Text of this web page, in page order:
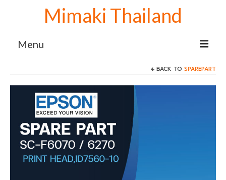
Mimaki Thailand
Menu
เครื่องพิมพ์ Mimaki
Mimaki sublimation
เครื่องพิมพ์ซับลิเมชั่น Mimaki TS100-1600
เครื่องพิมพ์ลายเสื้อ Mimaki TS100+1600
จับคู่ เครื่องรีดโรล 130 cm.
BACK TO SPAREPART